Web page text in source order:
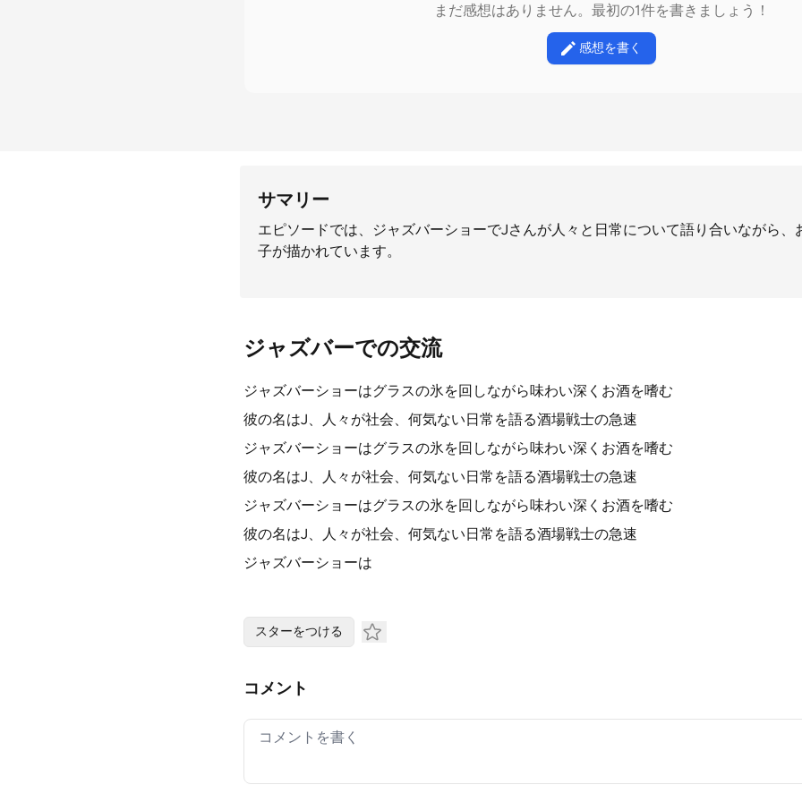
まだ感想はありません。最初の1件を書きましょう！
感想を書く
サマリー
エピソードでは、ジャズバーショーでJさんが人々と日常について語り合いながら、
子が描かれています。
ジャズバーでの交流
ジャズバーショーはグラスの氷を回しながら味わい深くお酒を嗜む
彼の名はJ、人々が社会、何気ない日常を語る酒場戦士の急速
ジャズバーショーはグラスの氷を回しながら味わい深くお酒を嗜む
彼の名はJ、人々が社会、何気ない日常を語る酒場戦士の急速
ジャズバーショーはグラスの氷を回しながら味わい深くお酒を嗜む
彼の名はJ、人々が社会、何気ない日常を語る酒場戦士の急速
ジャズバーショーは
スターをつける
コメント
Your comment